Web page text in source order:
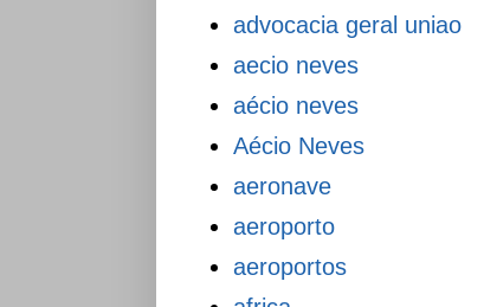
advocacia geral uniao
aecio neves
aécio neves
Aécio Neves
aeronave
aeroporto
aeroportos